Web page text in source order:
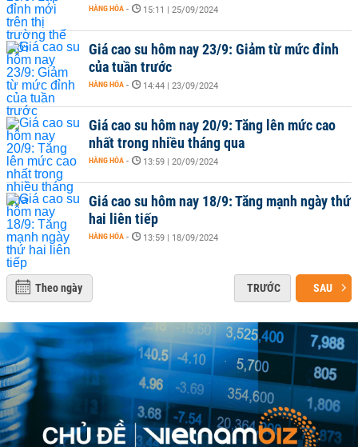
HÀNG HÓA - 15:11 | 25/09/2024
Giá cao su hôm nay 23/9: Giảm từ mức đỉnh
của tuần trước
HÀNG HÓA - 14:44 | 23/09/2024
Giá cao su hôm nay 20/9: Tăng lên mức cao
nhất trong nhiều tháng qua
HÀNG HÓA - 13:59 | 20/09/2024
Giá cao su hôm nay 18/9: Tăng mạnh ngày thứ
hai liên tiếp
HÀNG HÓA - 13:59 | 18/09/2024
Theo ngày TRƯỚC SAU